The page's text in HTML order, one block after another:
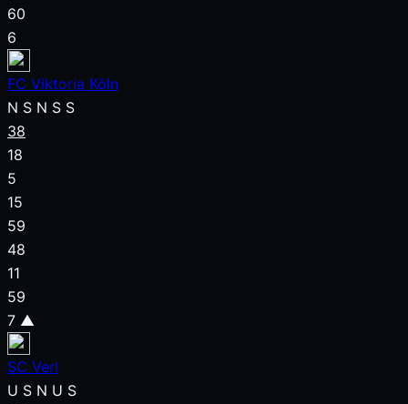
60
6
FC Viktoria Köln
N S N S S
38
18
5
15
59
48
11
59
7 ▲
SC Verl
U S N U S